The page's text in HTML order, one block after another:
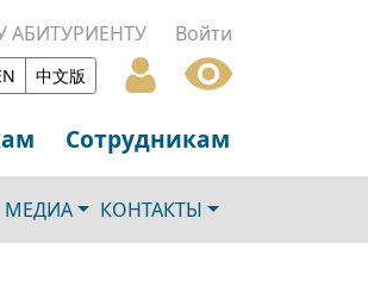
Войти
中文版
Сотрудникам
МЕДИА КОНТАКТЫ